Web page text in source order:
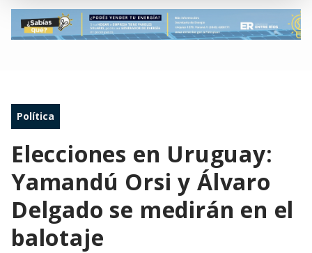
Política
Elecciones en Uruguay:
Yamandú Orsi y Álvaro
Delgado se medirán en el
balotaje